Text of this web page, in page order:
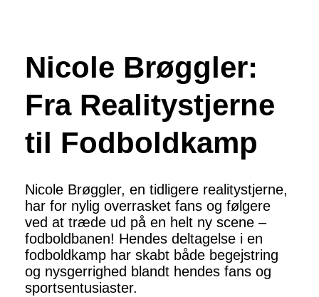
Nicole Brøggler:
Fra Realitystjerne
til Fodboldkamp
Nicole Brøggler, en tidligere realitystjerne,
har for nylig overrasket fans og følgere
ved at træde ud på en helt ny scene –
fodboldbanen! Hendes deltagelse i en
fodboldkamp har skabt både begejstring
og nysgerrighed blandt hendes fans og
sportsentusiaster.